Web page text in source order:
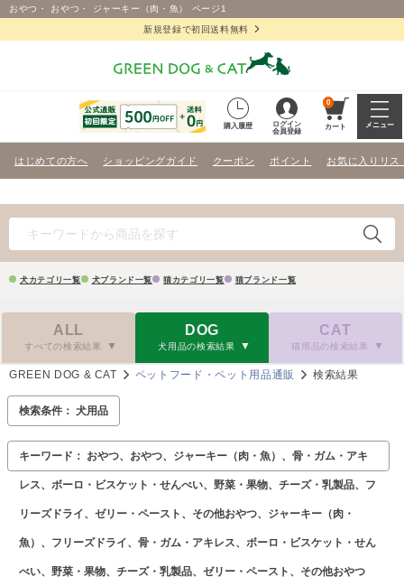
おやつ・ おやつ・ ジャーキー（肉・魚） ページ1
新規登録で初回送料無料
購入履歴
ログイン
会員登録
0
カート メニュー
はじめての方へ ショッピングガイド クーポン ポイント お気に入りリス
犬カテゴリ一覧 犬ブランド一覧 猫カテゴリ一覧 猫ブランド一覧
ALL
すべての検索結果
DOG
犬用品の検索結果
CAT
猫用品の検索結果
GREEN DOG & CAT ペットフード・ペット用品通販 検索結果
検索条件： 犬用品
キーワード： おやつ、おやつ、ジャーキー（肉・魚）、骨・ガム・アキ
レス、ボーロ・ビスケット・せんべい、野菜・果物、チーズ・乳製品、フ
リーズドライ、ゼリー・ペースト、その他おやつ、ジャーキー（肉・
魚）、フリーズドライ、骨・ガム・アキレス、ボーロ・ビスケット・せん
べい、野菜・果物、チーズ・乳製品、ゼリー・ペースト、その他おやつ